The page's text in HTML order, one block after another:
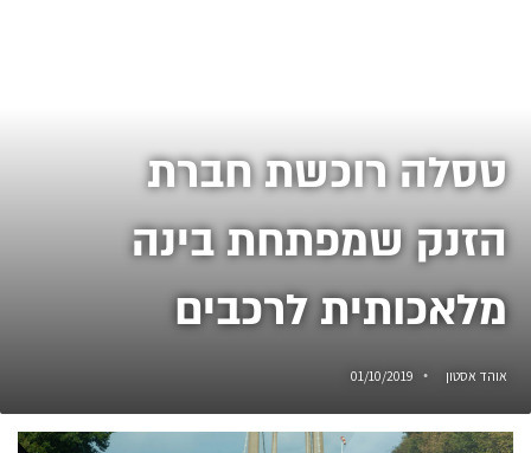
טסלה רוכשת חברת
הזנק שמפתחת בינה
מלאכותית לרכבים
אוהד אסטון 01/10/2019